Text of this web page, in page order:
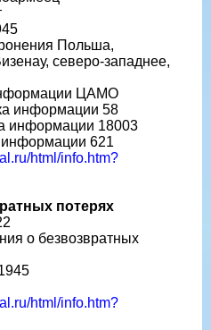
Польша,
северо-западнее,
ЦАМО
информации 58
информации 18003
информации 621
html/info.htm?
потерях
о безвозвратных
html/info.htm?